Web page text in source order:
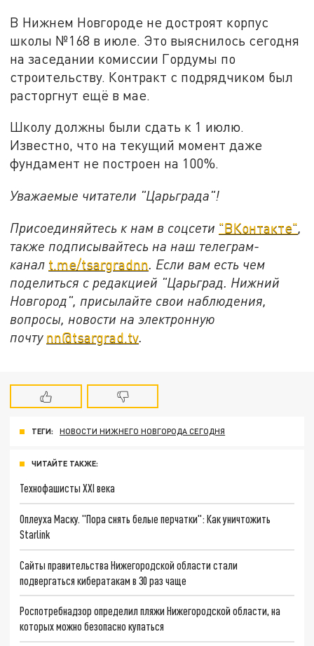
В Нижнем Новгороде не достроят корпус
школы №168 в июле. Это выяснилось сегодня
на заседании комиссии Гордумы по
строительству. Контракт с подрядчиком был
расторгнут ещё в мае.
Школу должны были сдать к 1 июлю.
Известно, что на текущий момент даже
фундамент не построен на 100%.
Уважаемые читатели "Царьграда"!
Присоединяйтесь к нам в соцсети "ВКонтакте",
также подписывайтесь на наш телеграм-
канал t.me/tsargradnn. Если вам есть чем
поделиться с редакцией "Царьград. Нижний
Новгород", присылайте свои наблюдения,
вопросы, новости на электронную
почту nn@tsargrad.tv.
ТЕГИ: НОВОСТИ НИЖНЕГО НОВГОРОДА СЕГОДНЯ
ЧИТАЙТЕ ТАКЖЕ:
Технофашисты XXI века
Оплеуха Маску. "Пора снять белые перчатки": Как уничтожить
Starlink
Сайты правительства Нижегородской области стали
подвергаться кибератакам в 30 раз чаще
Роспотребнадзор определил пляжи Нижегородской области, на
которых можно безопасно купаться